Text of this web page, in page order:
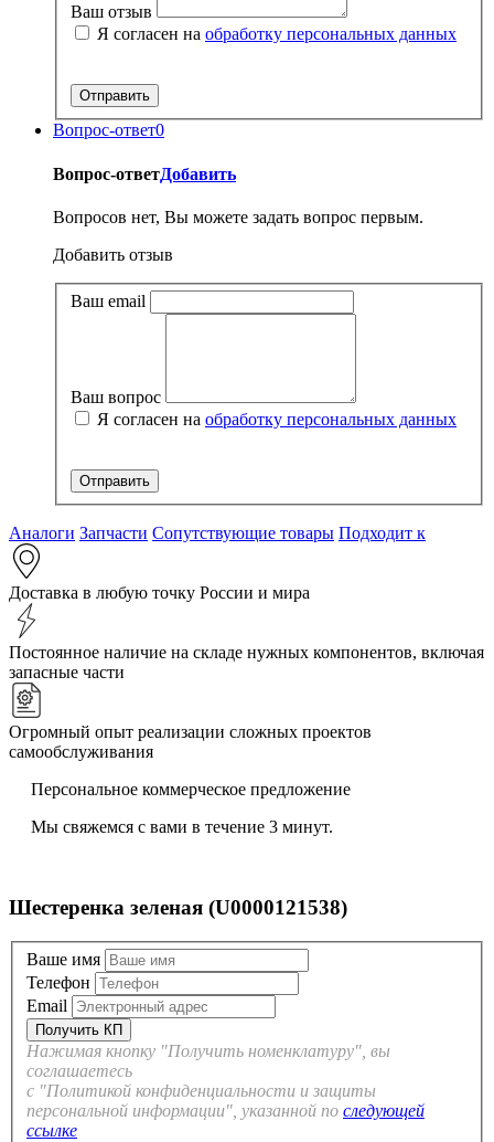
Ваш отзыв
Я согласен на обработку персональных данных
Вопрос-ответ0
Вопрос-ответДобавить
Вопросов нет, Вы можете задать вопрос первым.
Добавить отзыв
Ваш email
Ваш вопрос
Я согласен на обработку персональных данных
Аналоги Запчасти Сопутствующие товары Подходит к
Доставка в любую точку России и мира
Постоянное наличие на складе нужных компонентов, включая
запасные части
Огромный опыт реализации сложных проектов
самообслуживания
Персональное коммерческое предложение
Мы свяжемся с вами в течение 3 минут.
Шестеренка зеленая (U0000121538)
Ваше имя
Телефон
Email
Нажимая кнопку "Получить номенклатуру", вы
соглашаетесь
с "Политикой конфиденциальности и защиты
персональной информации", указанной по следующей
ссылке